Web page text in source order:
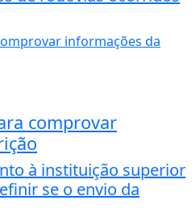
comprovar
à instituição superior
se o envio da